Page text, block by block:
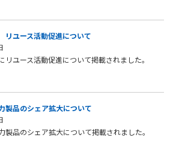
ユース活動促進について
リユース活動促進について掲載されました。
品のシェア拡大について
製品のシェア拡大について掲載されました。